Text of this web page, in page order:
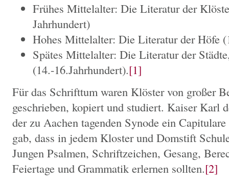
Frühes Mittelalter: Die Literatur der
Jahrhundert)
Hohes Mittelalter: Die Literatur der Höfe
Spätes Mittelalter: Die Literatur der
(14.-16.Jahrhundert).[1]
Für das Schrifttum waren Klöster von großer
geschrieben, kopiert und studiert. Kaiser Karl
der zu Aachen tagenden Synode ein
gab, dass in jedem Kloster und Domstift
Jungen Psalmen, Schriftzeichen, Gesang,
Feiertage und Grammatik erlernen sollten.[2]